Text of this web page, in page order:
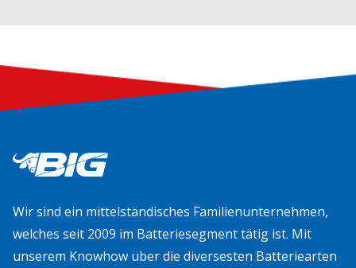
Wir sind ein mittelständisches Familienunternehmen,
welches seit 2009 im Batteriesegment tätig ist. Mit
unserem Knowhow über die diversesten Batteriearten